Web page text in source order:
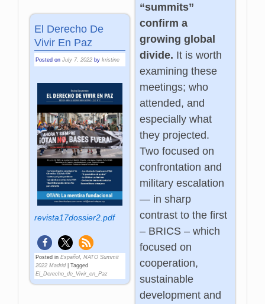
“summits”
confirm a
growing global
divide. It is worth
examining these
meetings; who
attended, and
especially what
they projected.
Two focused on
confrontation and
military escalation
— in sharp
contrast to the first
– BRICS – which
focused on
cooperation,
sustainable
development and
El Derecho De
Vivir En Paz
Posted onJuly 7, 2022 bykristine
revista17dossier2.pdf
Posted in Español,NATO Summit
2022 Madrid |Tagged
El_Derecho_de_Vivir_en_Paz